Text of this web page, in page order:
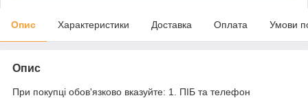
Опис Характеристики Доставка Оплата Умови
Опис
При покупці обов'язково вказуйте: 1. ПІБ та телефон